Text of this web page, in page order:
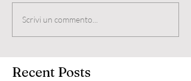
Scrivi un commento...
Recent Posts